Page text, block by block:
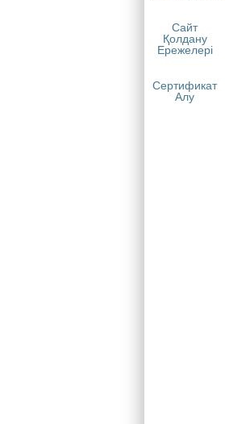
Сайт
Қолдану
Ережелері
Сертификат
Алу